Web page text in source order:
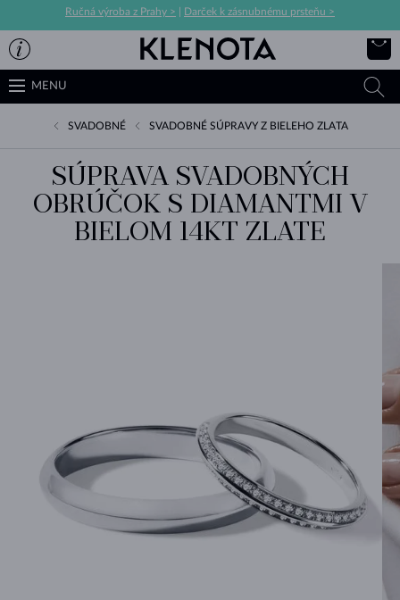
Ručná výroba z Prahy > Darček k zásnubnému prsteňu >
MENU
SVADOBNÉ SVADOBNÉ SÚPRAVY Z BIELEHO ZLATA
SÚPRAVA SVADOBNÝCH
OBRÚČOK S DIAMANTMI V
BIELOM 14KT ZLATE